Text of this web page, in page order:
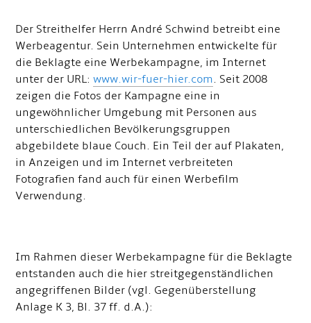
Der Streithelfer Herrn André Schwind betreibt eine
Werbeagentur. Sein Unternehmen entwickelte für
die Beklagte eine Werbekampagne, im Internet
unter der URL:www.wir-fuer-hier.com. Seit 2008
zeigen die Fotos der Kampagne eine in
ungewöhnlicher Umgebung mit Personen aus
unterschiedlichen Bevölkerungsgruppen
abgebildete blaue Couch. Ein Teil der auf Plakaten,
in Anzeigen und im Internet verbreiteten
Fotografien fand auch für einen Werbefilm
Verwendung.
Im Rahmen dieser Werbekampagne für die Beklagte
entstanden auch die hier streitgegenständlichen
angegriffenen Bilder (vgl. Gegenüberstellung
Anlage K 3, Bl. 37 ff. d.A.):